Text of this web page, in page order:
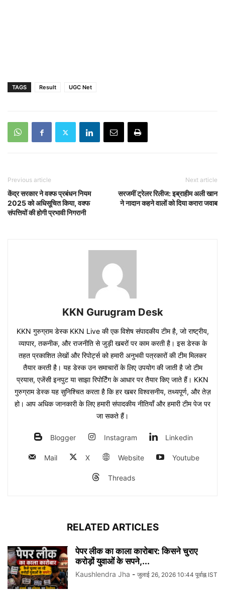
TAGS Result UGC Net
Previous article
केंद्र सरकार ने वक्फ प्रबंधन नियम
2025 को अधिसूचित किया, वक्फ
संपत्तियों की होगी प्रभावी निगरानी
Next article
सरजमीं ट्रेलर रिलीज: इब्राहीम अली खान
ने नादान कहने वालों को दिया करारा जवाब
KKN Gurugram Desk
KKN गुरुग्राम डेस्क KKN Live की एक विशेष संपादकीय टीम है, जो राष्ट्रीय,
व्यापार, तकनीक, और राजनीति से जुड़ी खबरों पर काम करती है। इस डेस्क के
तहत प्रकाशित लेखों और रिपोर्ट्स को हमारी अनुभवी पत्रकारों की टीम मिलकर
तैयार करती है। यह डेस्क उन समाचारों के लिए उपयोग की जाती है जो टीम
प्रयास, एजेंसी इनपुट या साझा रिपोर्टिंग के आधार पर तैयार किए जाते हैं। KKN
गुरुग्राम डेस्क यह सुनिश्चित करता है कि हर खबर विश्वसनीय, तथ्यपूर्ण, और तेज़
हो। आप अधिक जानकारी के लिए हमारी संपादकीय नीतियाँ और हमारी टीम पेज पर
जा सकते हैं।
Blogger Instagram Linkedin
Mail X Website Youtube
Threads
RELATED ARTICLES
पेपर लीक का काला कारोबार: किसने चुराए
करोड़ों युवाओं के सपने,...
Kaushlendra Jha - जुलाई 26, 2026 10:44 पूर्वाह्न IST